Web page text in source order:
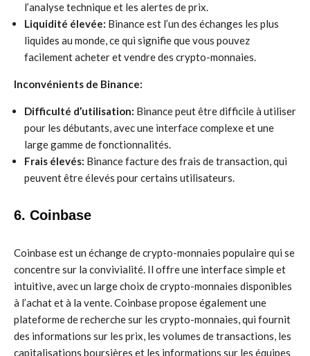
l’analyse technique et les alertes de prix.
Liquidité élevée: Binance est l’un des échanges les plus
liquides au monde, ce qui signifie que vous pouvez
facilement acheter et vendre des crypto-monnaies.
Inconvénients de Binance:
Difficulté d’utilisation: Binance peut être difficile à utiliser
pour les débutants, avec une interface complexe et une
large gamme de fonctionnalités.
Frais élevés: Binance facture des frais de transaction, qui
peuvent être élevés pour certains utilisateurs.
6. Coinbase
Coinbase est un échange de crypto-monnaies populaire qui se
concentre sur la convivialité. Il offre une interface simple et
intuitive, avec un large choix de crypto-monnaies disponibles
à l’achat et à la vente. Coinbase propose également une
plateforme de recherche sur les crypto-monnaies, qui fournit
des informations sur les prix, les volumes de transactions, les
capitalisations boursières et les informations sur les équipes